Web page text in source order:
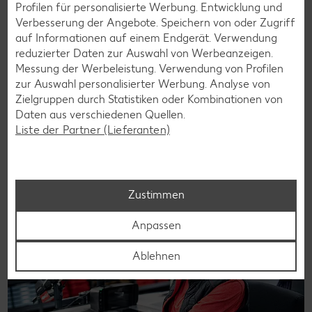
Dein Einkauf, perfekt organisiert – für iOS und Android:
Entdecke unsere Filial-Angebote, verpasse dank
Angebotsalarm kein Angebote mehr und plane deinen
Einkauf entspannt mit der digitalen Einkaufsliste. Ob
exklusive Kaufland Card XTRA Vorteile, unser riesiger
Online-Marktplatz Kaufland.de oder der schnelle Filialfinder
– mit der Kaufland-App hast du alles im Griff.
Mehr erfahren
Profilen für personalisierte Werbung. Entwicklung und
Verbesserung der Angebote. Speichern von oder Zugriff
auf Informationen auf einem Endgerät. Verwendung
reduzierter Daten zur Auswahl von Werbeanzeigen.
Messung der Werbeleistung. Verwendung von Profilen
zur Auswahl personalisierter Werbung. Analyse von
Zielgruppen durch Statistiken oder Kombinationen von
Daten aus verschiedenen Quellen.
Liste der Partner (Lieferanten)
Zustimmen
Anpassen
Ablehnen